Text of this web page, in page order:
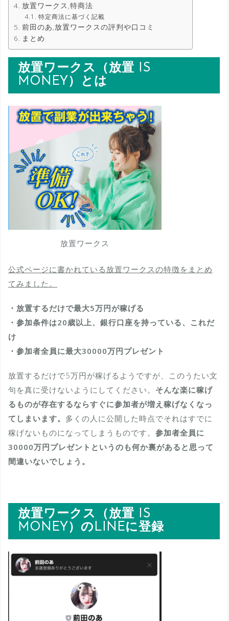
放置ワークス,特商法
特定商法に基づく記載
前田のあ,放置ワークスの評判や口コミ
まとめ
放置ワークス（放置 IS
MONEY）とは
放置ワークス
公式ページに書かれている放置ワークスの特徴をまとめ
てみました。
・放置するだけで最大5万円が稼げる
・参加条件は20歳以上、銀行口座を持っている、これだ
け
・参加者全員に最大30000万円プレゼント
放置するだけで5万円が稼げるようですが、このうたい文
句を真に受けないようにしてください。 そんな楽に稼げ
るものが存在するならすぐに参加者が増え稼げなくなっ
てしまいます。 多くの人に公開した時点でそれはすでに
稼げないものになってしまうものです。 参加者全員に
30000万円プレゼントというのも何か裏があると思って
間違いないでしょう。
放置ワークス（放置 IS
MONEY）のLINEに登録